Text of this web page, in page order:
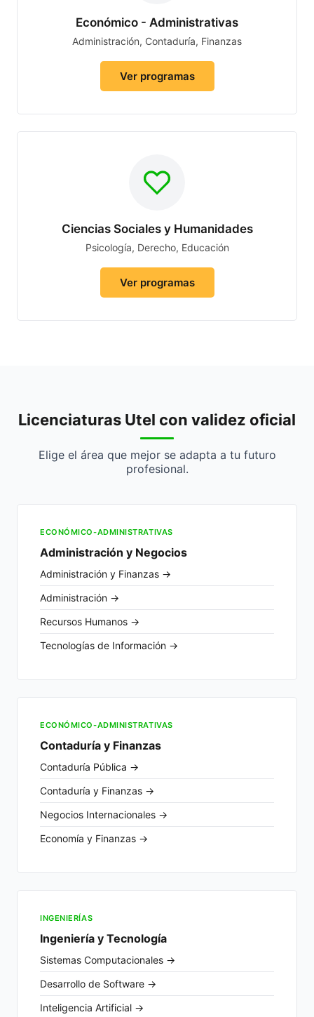
Económico - Administrativas
Administración, Contaduría, Finanzas
Ver programas
Ciencias Sociales y Humanidades
Psicología, Derecho, Educación
Ver programas
Licenciaturas Utel con validez oficial
Elige el área que mejor se adapta a tu futuro
profesional.
ECONÓMICO-ADMINISTRATIVAS
Administración y Negocios
Administración y Finanzas →
Administración →
Recursos Humanos →
Tecnologías de Información →
ECONÓMICO-ADMINISTRATIVAS
Contaduría y Finanzas
Contaduría Pública →
Contaduría y Finanzas →
Negocios Internacionales →
Economía y Finanzas →
INGENIERÍAS
Ingeniería y Tecnología
Sistemas Computacionales →
Desarrollo de Software →
Inteligencia Artificial →